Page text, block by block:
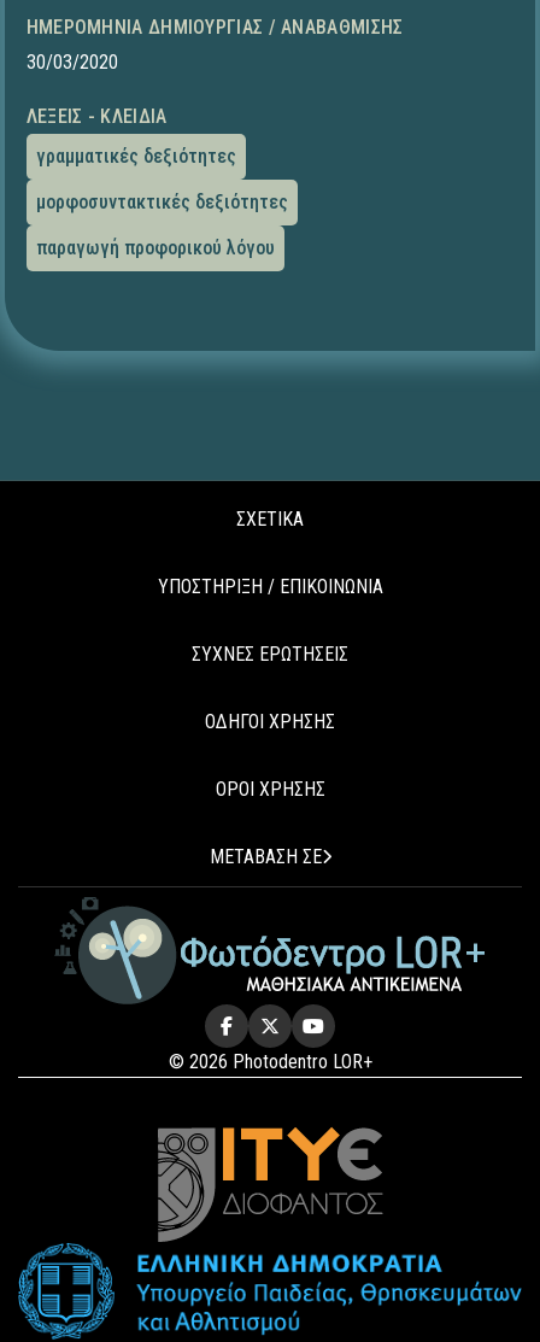
ΗΜΕΡΟΜΗΝΊΑ ΔΗΜΙΟΥΡΓΊΑΣ / ΑΝΑΒΆΘΜΙΣΗΣ
30/03/2020
ΛΈΞΕΙΣ - ΚΛΕΙΔΙΆ
γραμματικές δεξιότητες
μορφοσυντακτικές δεξιότητες
παραγωγή προφορικού λόγου
ΣΧΕΤΙΚΑ
ΥΠΟΣΤΗΡΙΞΗ / ΕΠΙΚΟΙΝΩΝΙΑ
ΣΥΧΝΕΣ ΕΡΩΤΗΣΕΙΣ
ΟΔΗΓΟΙ ΧΡΗΣΗΣ
ΟΡΟΙ ΧΡΗΣΗΣ
ΜΕΤΑΒΑΣΗ ΣΕ
© 2026 Photodentro LOR+